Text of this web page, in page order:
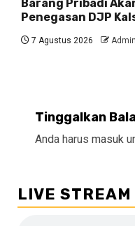
Barang Pribadi
Penegasan DJP
7 Agustus 2026
Tinggalkan
Anda harus masuk
LIVE STREAM